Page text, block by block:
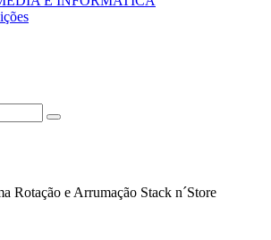
Rotação e Arrumação Stack n´Store